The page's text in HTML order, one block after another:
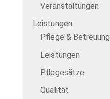
Veranstaltungen
Leistungen
Pflege & Betreuung
Leistungen
Pflegesätze
Qualität